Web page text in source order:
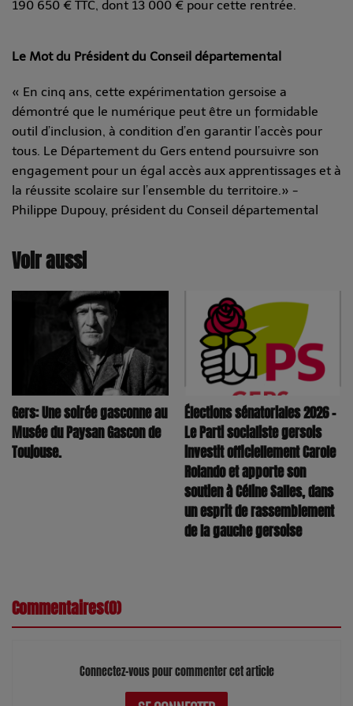
190 650 € TTC, dont 13 000 € pour cette rentrée.
Le Mot du Président du Conseil départemental
« En cinq ans, cette expérimentation gersoise a
démontré que le numérique peut être un formidable
outil d’inclusion, à condition d’en garantir l’accès pour
tous. Le Département du Gers entend poursuivre son
engagement pour un égal accès aux apprentissages et à
la réussite scolaire sur l’ensemble du territoire.» -
Philippe Dupouy, président du Conseil départemental
Voir aussi
Gers: Une soirée gasconne au
Musée du Paysan Gascon de
Toujouse.
Élections sénatoriales 2026 –
Le Parti socialiste gersois
investit officiellement Carole
Rolando et apporte son
soutien à Céline Salles, dans
un esprit de rassemblement
de la gauche gersoise
Commentaires(0)
Connectez-vous pour commenter cet article